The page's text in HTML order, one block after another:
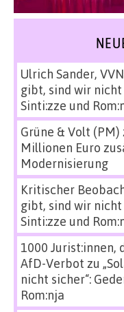
Ulrich Sander,
gibt, sind wir nicht
Sinti:zze und
Grüne & Volt (PM)
Millionen Euro
Modernisierung
Kritischer
gibt, sind wir nicht
Sinti:zze und
1000 Jurist:innen,
AfD-Verbot zu
nicht sicher“:
Rom:nja